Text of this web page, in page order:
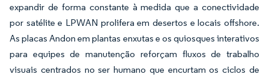
expandir de forma constante à medida que a conectividade
por satélite e LPWAN prolifera em desertos e locais offshore.
As placas Andon em plantas enxutas e os quiosques interativos
para equipes de manutenção reforçam fluxos de trabalho
visuais centrados no ser humano que encurtam os ciclos de